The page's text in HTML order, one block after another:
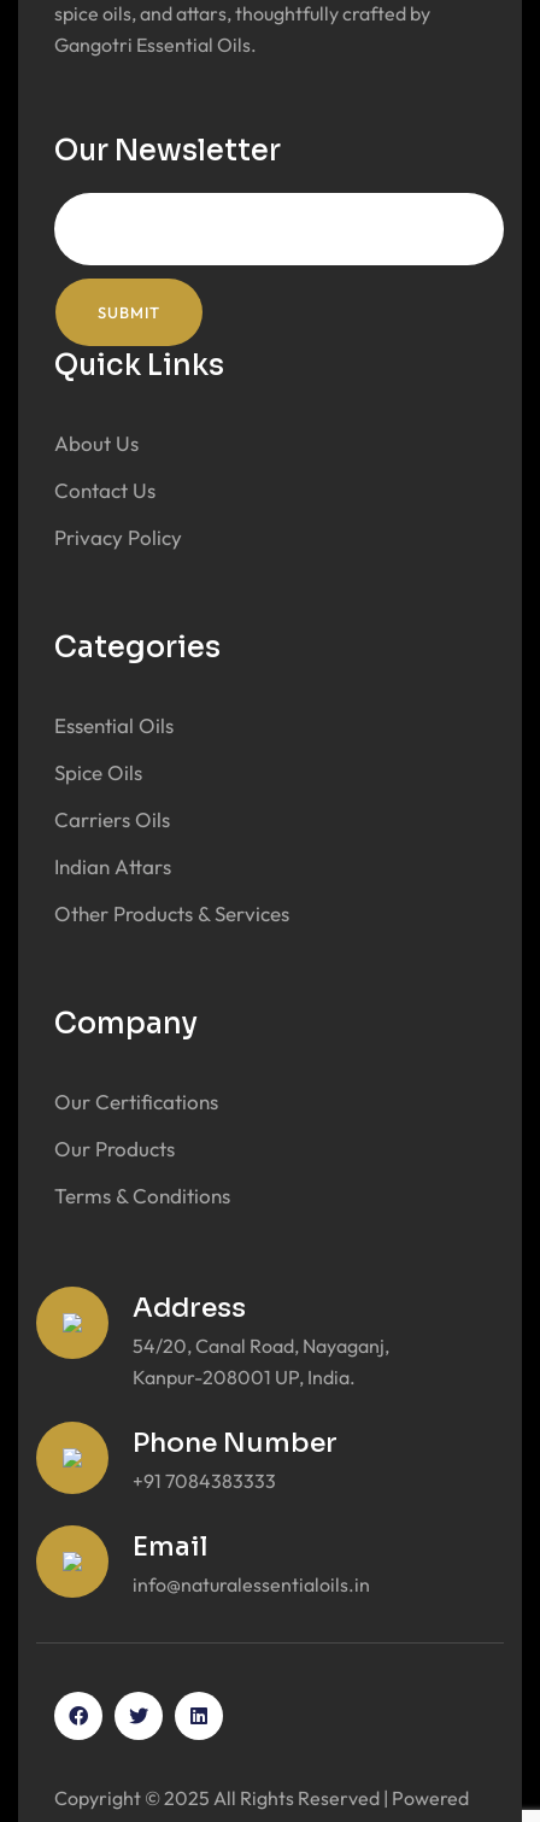
spice oils, and attars, thoughtfully crafted by
Gangotri Essential Oils.
Our Newsletter
Quick Links
About Us
Contact Us
Privacy Policy
Categories
Essential Oils
Spice Oils
Carriers Oils
Indian Attars
Other Products & Services
Company
Our Certifications
Our Products
Terms & Conditions
Address
54/20, Canal Road, Nayaganj,
Kanpur-208001 UP, India.
Phone Number
+91 7084383333
Email
info@naturalessentialoils.in
Copyright © 2025 All Rights Reserved | Powered